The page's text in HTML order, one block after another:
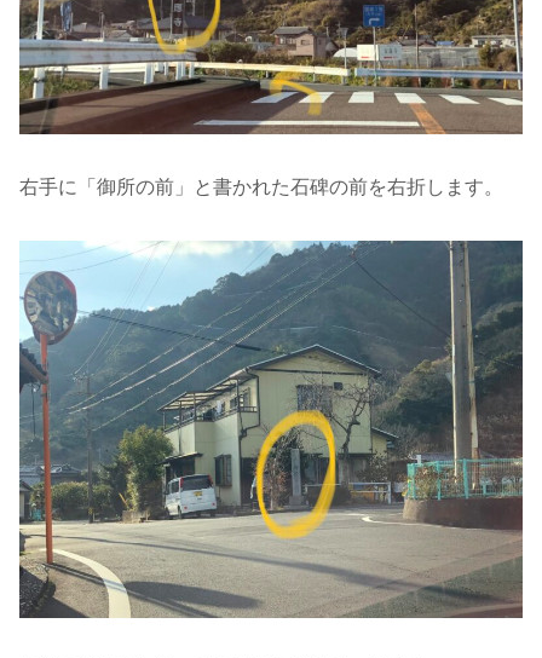
右手に「御所の前」と書かれた石碑の前を右折します。